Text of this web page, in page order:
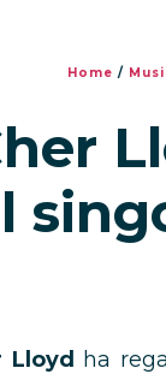
Home /
Lloyd ha